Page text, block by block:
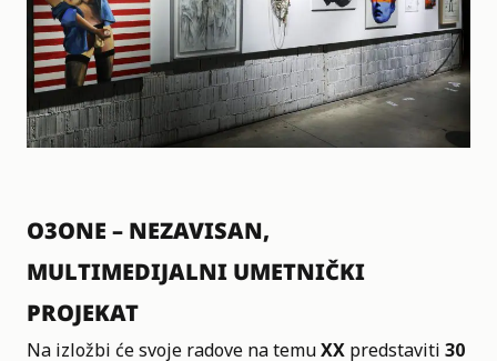
O3ONE – NEZAVISAN,
MULTIMEDIJALNI UMETNIČKI
PROJEKAT
Na izložbi će svoje radove na temuXX predstaviti 30